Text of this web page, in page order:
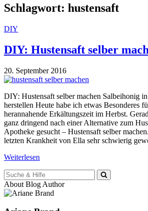
Schlagwort: hustensaft
DIY
DIY: Hustensaft selber
20. September 2016
DIY: Hustensaft selber machen Salbeihonig
herstellen Heute habe ich etwas Besonderes
herannahende Erkältungszeit im Herbst.
ganz dringend nach einer Alternative zum
Apotheke gesucht – Hustensaft selber
letzten Krankheit von Ella sehr schwierig
Weiterlesen
Suche
für:
About Blog Author